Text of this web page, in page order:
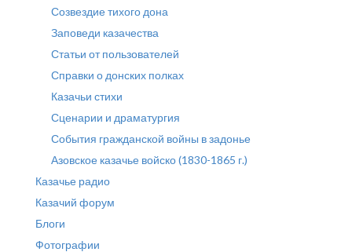
Созвездие тихого дона
Заповеди казачества
Статьи от пользователей
Справки о донских полках
Казачьи стихи
Сценарии и драматургия
События гражданской войны в задонье
Азовское казачье войско (1830-1865 г.)
Казачье радио
Казачий форум
Блоги
Фотографии